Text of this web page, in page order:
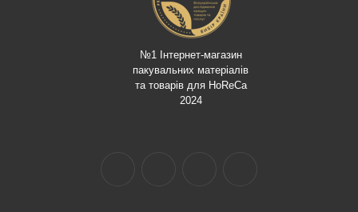
№1 Інтернет-магазин
пакувальних матеріалів
та товарів для HoReCa
2024